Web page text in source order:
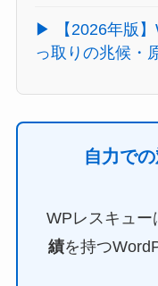
▶ 【2026年版
っ取りの兆候・
自力で
WPレスキュー
績を持つ